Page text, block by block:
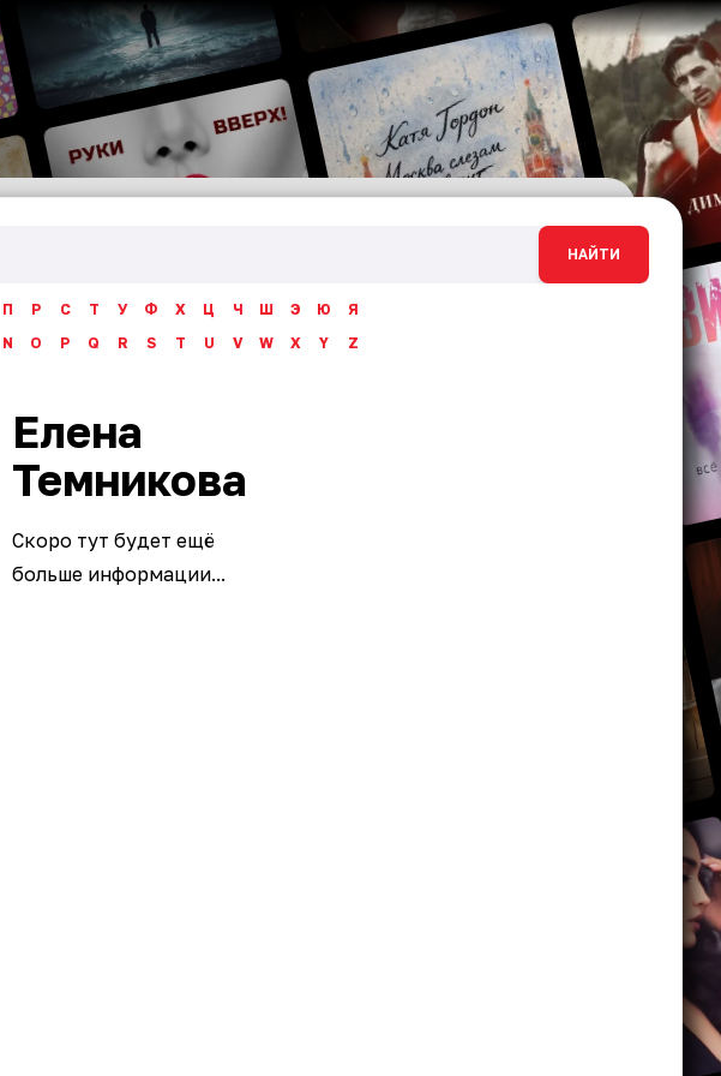
НАЙТИ
П Р С Т У Ф Х Ц Ч Ш Э Ю
Я
N O P Q R S T U V W X Y Z
Елена
Темникова
Скоро тут будет ещё
больше информации...